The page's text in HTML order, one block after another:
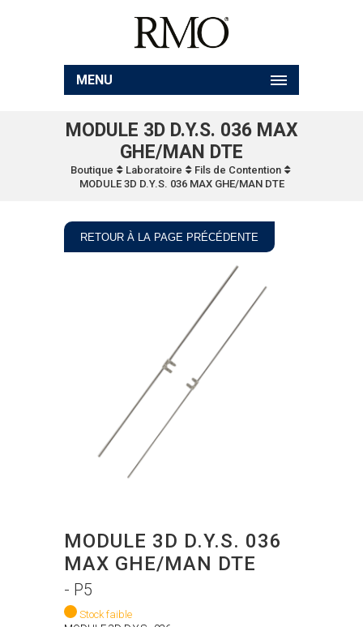
MENU
MODULE 3D D.Y.S. 036 MAX
GHE/MAN DTE
Boutique Laboratoire
Fils de Contention
MODULE 3D D.Y.S. 036 MAX GHE/MAN DTE
RETOUR À LA PAGE PRÉCÉDENTE
MODULE 3D D.Y.S. 036
MAX GHE/MAN DTE
- P5
Stock faible